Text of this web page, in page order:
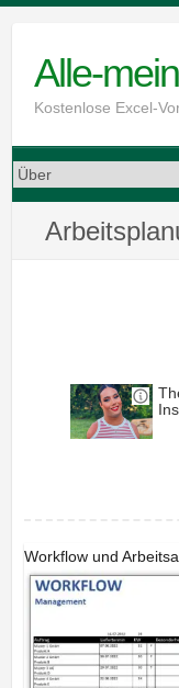
contentAlle-
Kostenlose Excel-
Workflow und